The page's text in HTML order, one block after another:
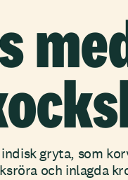
gryta, som
och inlagda